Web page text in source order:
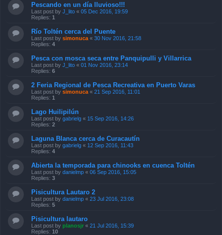
Pescando en un día lluvioso!!!
Last post by J_lito « 05 Dec 2016, 19:59
Replies: 1
Río Toltén cerca del Puente
Last post by simonuca « 30 Nov 2016, 21:58
Replies: 4
Pesca con mosca seca entre Panquipulli y Villarrica
Last post by J_lito « 01 Nov 2016, 23:14
Replies: 6
2 Feria Regional de Pesca Recreativa en Puerto Varas
Last post by simonuca « 21 Sep 2016, 11:01
Replies: 1
Lago Huilipilún
Last post by gabrielg « 15 Sep 2016, 14:26
Replies: 2
Laguna Blanca cerca de Curacautín
Last post by gabrielg « 12 Sep 2016, 11:43
Replies: 4
Abierta la temporada para chinooks en cuenca Toltén
Last post by danielmp « 06 Sep 2016, 15:05
Replies: 3
Pisicultura Lautaro 2
Last post by danielmp « 23 Jul 2016, 23:08
Replies: 5
Pisicultura lautaro
Last post by planosjr « 21 Jul 2016, 15:39
Replies: 10